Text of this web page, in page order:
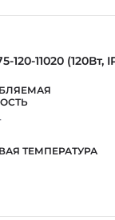
120-11020 (120Вт,